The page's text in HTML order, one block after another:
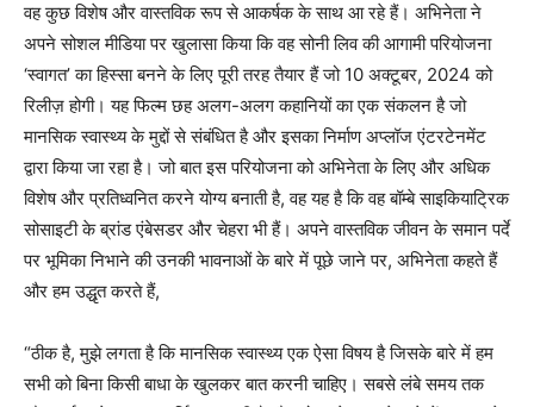
वह कुछ विशेष और वास्तविक रूप से आकर्षक के साथ आ रहे हैं। अभिनेता ने
अपने सोशल मीडिया पर खुलासा किया कि वह सोनी लिव की आगामी परियोजना
‘स्वागत’ का हिस्सा बनने के लिए पूरी तरह तैयार हैं जो 10 अक्टूबर, 2024 को
रिलीज़ होगी। यह फिल्म छह अलग-अलग कहानियों का एक संकलन है जो
मानसिक स्वास्थ्य के मुद्दों से संबंधित है और इसका निर्माण अप्लॉज एंटरटेनमेंट
द्वारा किया जा रहा है। जो बात इस परियोजना को अभिनेता के लिए और अधिक
विशेष और प्रतिध्वनित करने योग्य बनाती है, वह यह है कि वह बॉम्बे साइकियाट्रिक
सोसाइटी के ब्रांड एंबेसडर और चेहरा भी हैं। अपने वास्तविक जीवन के समान पर्दे
पर भूमिका निभाने की उनकी भावनाओं के बारे में पूछे जाने पर, अभिनेता कहते हैं
और हम उद्धृत करते हैं,
“ठीक है, मुझे लगता है कि मानसिक स्वास्थ्य एक ऐसा विषय है जिसके बारे में हम
सभी को बिना किसी बाधा के खुलकर बात करनी चाहिए। सबसे लंबे समय तक